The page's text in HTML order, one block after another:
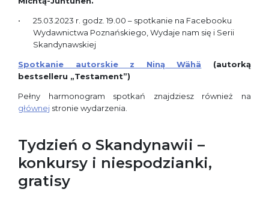
25.03.2023 r. godz. 19.00 – spotkanie na Facebooku
Wydawnictwa Poznańskiego, Wydaje nam się i Serii
Skandynawskiej
Spotkanie autorskie z Niną Wähä (autorką
bestselleru „Testament”)
Pełny harmonogram spotkań znajdziesz również na
głównej stronie wydarzenia.
Tydzień o Skandynawii –
konkursy i niespodzianki,
gratisy